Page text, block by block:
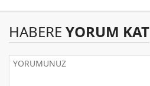
HABERE YORUM KAT